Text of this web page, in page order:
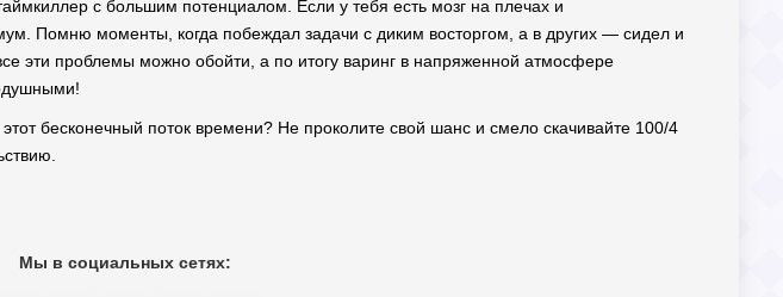
с большим потенциалом. Если у тебя есть мозг на плечах и
Помню моменты, когда побеждал задачи с диким восторгом, а в других — сидел и
все эти проблемы можно обойти, а по итогу варинг в напряженной атмосфере
этот бесконечный поток времени? Не проколите свой шанс и смело скачивайте 100/4
Мы в социальных сетях: